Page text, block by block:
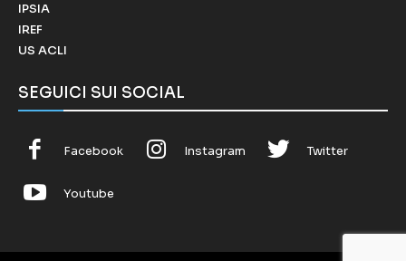
IPSIA
IREF
US ACLI
SEGUICI SUI SOCIAL
Facebook Instagram Twitter
Youtube